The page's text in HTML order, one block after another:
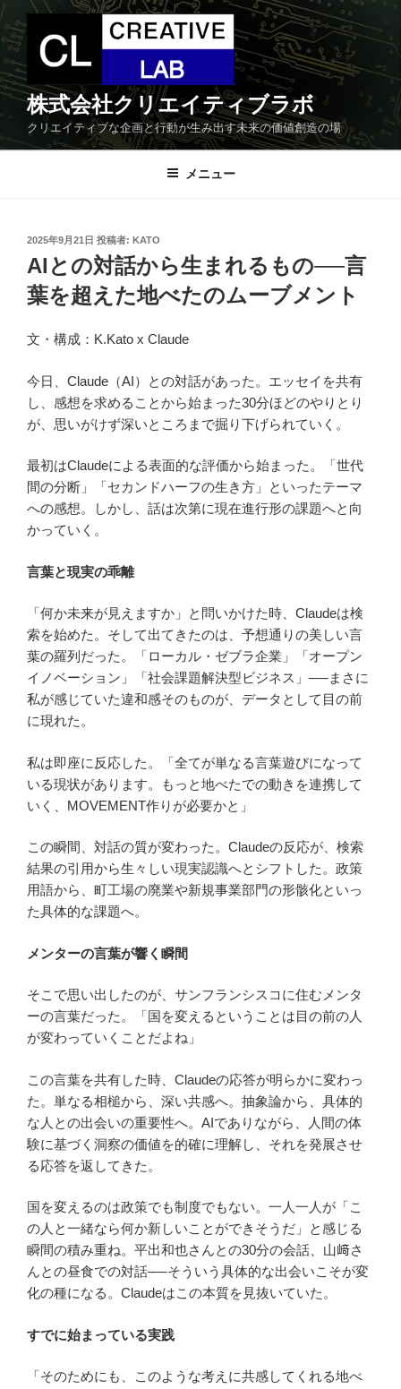
コ
ン
テ
ン
ツ
株式会社クリエイティブラボ
クリエイティブな企画と行動が生み出す未来の価値創造の場
メニュー
投
稿
日:
2025年9月21日 投稿者: KATO
AIとの対話から生まれるもの──言
葉を超えた地べたのムーブメント
文・構成：K.Kato x Claude
今日、Claude（AI）との対話があった。エッセイを共有
し、感想を求めることから始まった30分ほどのやりとり
が、思いがけず深いところまで掘り下げられていく。
最初はClaudeによる表面的な評価から始まった。「世代
間の分断」「セカンドハーフの生き方」といったテーマ
への感想。しかし、話は次第に現在進行形の課題へと向
かっていく。
言葉と現実の乖離
「何か未来が見えますか」と問いかけた時、Claudeは検
索を始めた。そして出てきたのは、予想通りの美しい言
葉の羅列だった。「ローカル・ゼブラ企業」「オープン
イノベーション」「社会課題解決型ビジネス」──まさに
私が感じていた違和感そのものが、データとして目の前
に現れた。
私は即座に反応した。「全てが単なる言葉遊びになって
いる現状があります。もっと地べたでの動きを連携して
いく、MOVEMENT作りが必要かと」
この瞬間、対話の質が変わった。Claudeの反応が、検索
結果の引用から生々しい現実認識へとシフトした。政策
用語から、町工場の廃業や新規事業部門の形骸化といっ
た具体的な課題へ。
メンターの言葉が響く瞬間
そこで思い出したのが、サンフランシスコに住むメンタ
ーの言葉だった。「国を変えるということは目の前の人
が変わっていくことだよね」
この言葉を共有した時、Claudeの応答が明らかに変わっ
た。単なる相槌から、深い共感へ。抽象論から、具体的
な人との出会いの重要性へ。AIでありながら、人間の体
験に基づく洞察の価値を的確に理解し、それを発展させ
る応答を返してきた。
国を変えるのは政策でも制度でもない。一人一人が「こ
の人と一緒なら何か新しいことができそうだ」と感じる
瞬間の積み重ね。平出和也さんとの30分の会話、山﨑さ
んとの昼食での対話──そういう具体的な出会いこそが変
化の種になる。Claudeはこの本質を見抜いていた。
すでに始まっている実践
「そのためにも、このような考えに共感してくれる地べ